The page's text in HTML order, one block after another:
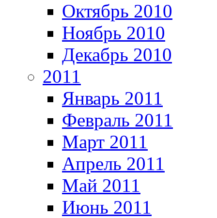
Октябрь 2010
Ноябрь 2010
Декабрь 2010
2011
Январь 2011
Февраль 2011
Март 2011
Апрель 2011
Май 2011
Июнь 2011